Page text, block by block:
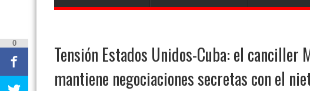
Tensión Estados Unidos-Cuba: el canciller
mantiene negociaciones secretas con el
0